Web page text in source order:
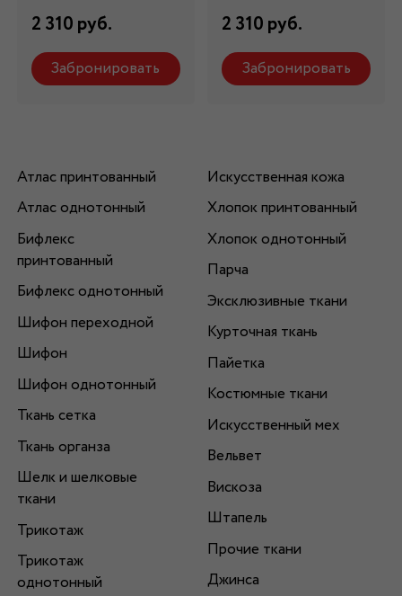
2 310 руб.
Забронировать
2 310 руб.
Забронировать
Атлас принтованный
Атлас однотонный
Бифлекс
принтованный
Бифлекс однотонный
Шифон переходной
Шифон
Шифон однотонный
Ткань сетка
Ткань органза
Шелк и шелковые
ткани
Трикотаж
Трикотаж
однотонный
Искусственная кожа
Хлопок принтованный
Хлопок однотонный
Парча
Эксклюзивные ткани
Курточная ткань
Пайетка
Костюмные ткани
Искусственный мех
Вельвет
Вискоза
Штапель
Прочие ткани
Джинса